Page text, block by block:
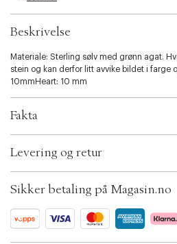
.
a
i
a
t
i
o
.
s
l
e
t
Beskrivelse
Materiale: Sterling sølv med grønn agat.
stein og kan derfor litt avvike bildet i farge
10mmHeart: 10 mm
Fakta
EAN: 5712187106547
Ax numbers: 06625297
SKU: S13687379
ID: BGWJ15-1RLT
Levering og retur
Sikker betaling på Magasin.no